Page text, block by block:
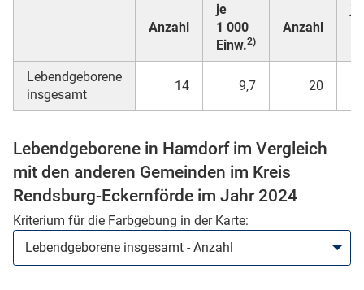
Anzahl
je
1 000
Einw.2)
Anzahl
Lebendgeborene
insgesamt
14 9,7 20
Lebendgeborene in Hamdorf im Vergleich
mit den anderen Gemeinden im Kreis
Rendsburg-Eckernförde im Jahr 2024
Kriterium für die Farbgebung in der Karte: